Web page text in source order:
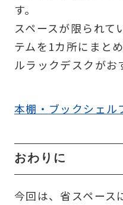
す。
スペースが限られて
テムを1カ所にまと
ルラックデスクがお
本棚・ブックシェ
おわりに
今回は、省スペース